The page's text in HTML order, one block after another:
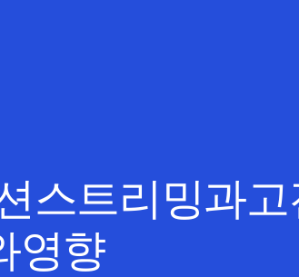
스트리밍과
영향